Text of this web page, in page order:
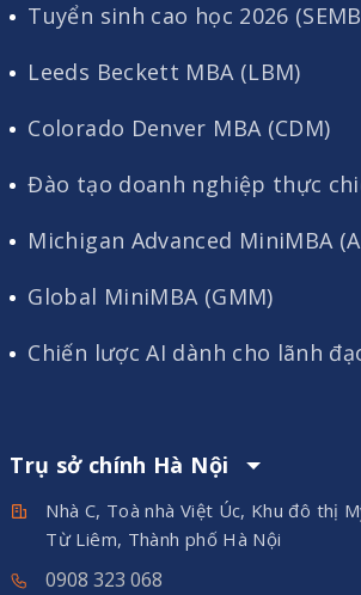
Tuyển sinh cao học 2026
Leeds Beckett MBA (LBM)
Colorado Denver MBA (CDM)
Đào tạo doanh nghiệp thực
Michigan Advanced MiniMBA
Global MiniMBA (GMM)
Chiến lược AI dành cho lãnh
Trụ sở chính Hà Nội
Nhà C, Toà nhà Việt Úc, Khu đô thị
Từ Liêm, Thành phố Hà Nội
0908 323 068